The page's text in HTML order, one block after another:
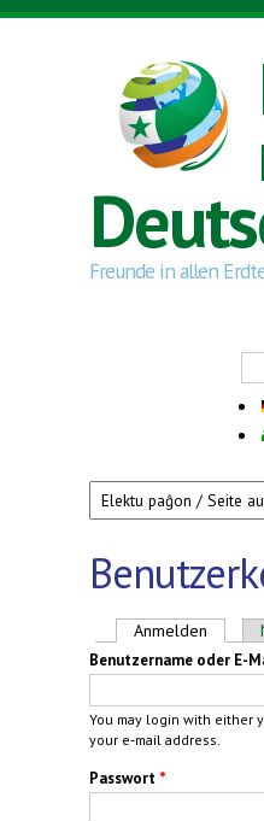
Direkt zum Inhalt
Freunde in allen
Haupt-Reiter
Anmelden
Benutzername oder E-
You may login with either
your e-mail address.
Passwort *